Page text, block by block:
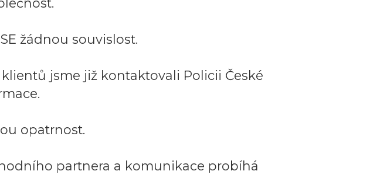
žádnou souvislost.
jsme již kontaktovali Policii České
opatrnost.
partnera a komunikace probíhá